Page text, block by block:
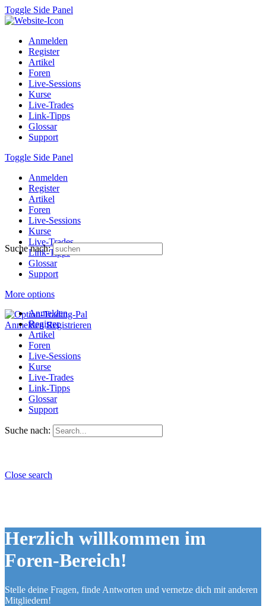
Toggle Side Panel
Anmelden
Register
Artikel
Foren
Live-Sessions
Kurse
Live-Trades
Link-Tipps
Glossar
Support
Toggle Side Panel
Anmelden
Register
Artikel
Foren
Live-Sessions
Kurse
Live-Trades
Link-Tipps
Glossar
Support
More options
Anmelden Registrieren
Suche nach:
Anmelden
Register
Artikel
Foren
Live-Sessions
Kurse
Live-Trades
Link-Tipps
Glossar
Support
Suche nach:
Close search
Herzlich willkommen im
Foren-Bereich!
Stelle deine Fragen, finde Antworten und vernetze dich mit anderen
Mitgliedern!